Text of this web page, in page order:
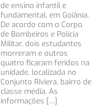
de ensino infantil e
fundamental, em Goiânia.
De acordo com o Corpo
de Bombeiros e Polícia
Militar, dois estudantes
morreram e outros
quatro ficaram feridos na
unidade, localizada no
Conjunto Riviera, bairro de
classe média. As
informações […]